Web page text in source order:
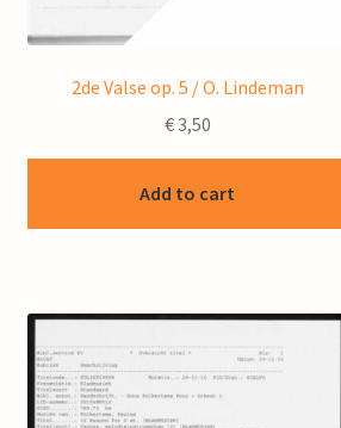
2de Valse op. 5 / O. Lindeman
€3,50
Add to cart